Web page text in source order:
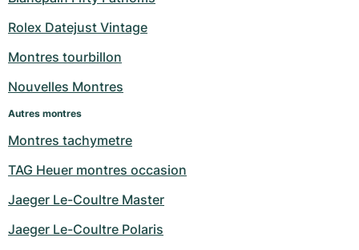
Milgauss
Oyster Perpetual
Yacht-Master II
Sea-Dweller
Sky-Dweller
Montres pour femmes
Ronde
Rotonde
Pasha
Tortue
Baignoire
Professional
Bentley
Cockpit
Chronospace
Super Avenger
Formula 1
Grand Carrera
Montres pour femmes
Portofino
Portugieser
Aquatimer
Spitfire
GST
Spirit of Big Bang
King Power
Rolex Datejust Vintage
Montres tourbillon
Nouvelles Montres
Autres montres
Montres tachymetre
TAG Heuer montres occasion
Jaeger Le-Coultre Master
Jaeger Le-Coultre Polaris